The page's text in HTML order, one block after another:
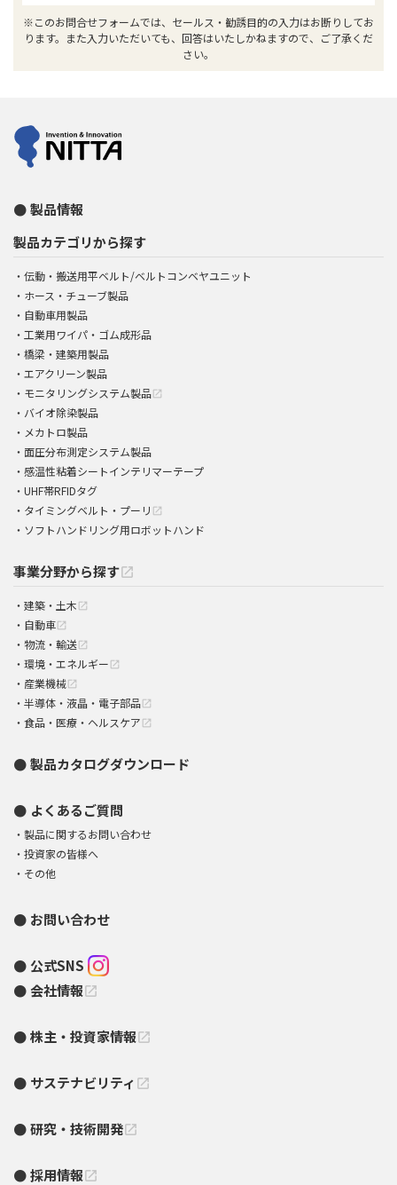
※このお問合せフォームでは、セールス・勧誘目的の入力はお断りしてお
ります。また入力いただいても、回答はいたしかねますので、ご了承くだ
さい。
製品情報
製品カテゴリから探す
伝動・搬送用平ベルト/ベルトコンベヤユニット
ホース・チューブ製品
自動車用製品
工業用ワイパ・ゴム成形品
橋梁・建築用製品
エアクリーン製品
モニタリングシステム製品 open_in_new
バイオ除染製品
メカトロ製品
面圧分布測定システム製品
感温性粘着シートインテリマーテープ
UHF帯RFIDタグ
タイミングベルト・プーリ open_in_new
ソフトハンドリング用ロボットハンド
事業分野から探すopen_in_new
建築・土木 open_in_new
自動車 open_in_new
物流・輸送 open_in_new
環境・エネルギー open_in_new
産業機械 open_in_new
半導体・液晶・電子部品 open_in_new
食品・医療・ヘルスケア open_in_new
製品カタログダウンロード
よくあるご質問
製品に関するお問い合わせ
投資家の皆様へ
その他
お問い合わせ
公式SNS
会社情報open_in_new
株主・投資家情報open_in_new
サステナビリティ open_in_new
研究・技術開発open_in_new
採用情報open_in_new